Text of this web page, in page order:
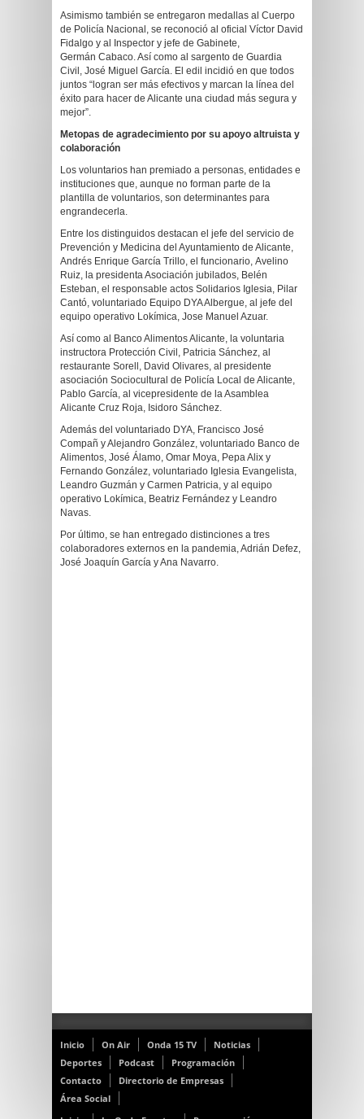
Asimismo también se entregaron medallas al Cuerpo
de Policía Nacional, se reconoció al oficial Víctor David
Fidalgo y al Inspector y jefe de Gabinete,
Germán Cabaco. Así como al sargento de Guardia
Civil, José Miguel García. El edil incidió en que todos
juntos “logran ser más efectivos y marcan la línea del
éxito para hacer de Alicante una ciudad más segura y
mejor”.
Metopas de agradecimiento por su apoyo altruista y
colaboración
Los voluntarios han premiado a personas, entidades e
instituciones que, aunque no forman parte de la
plantilla de voluntarios, son determinantes para
engrandecerla.
Entre los distinguidos destacan el jefe del servicio de
Prevención y Medicina del Ayuntamiento de Alicante,
Andrés Enrique García Trillo, el funcionario, Avelino
Ruiz, la presidenta Asociación jubilados, Belén
Esteban, el responsable actos Solidarios Iglesia, Pilar
Cantó, voluntariado Equipo DYA Albergue, al jefe del
equipo operativo Lokímica, Jose Manuel Azuar.
Así como al Banco Alimentos Alicante, la voluntaria
instructora Protección Civil, Patricia Sánchez, al
restaurante Sorell, David Olivares, al presidente
asociación Sociocultural de Policía Local de Alicante,
Pablo García, al vicepresidente de la Asamblea
Alicante Cruz Roja, Isidoro Sánchez.
Además del voluntariado DYA, Francisco José
Compañ y Alejandro González, voluntariado Banco de
Alimentos, José Álamo, Omar Moya, Pepa Alix y
Fernando González, voluntariado Iglesia Evangelista,
Leandro Guzmán y Carmen Patricia, y al equipo
operativo Lokímica, Beatriz Fernández y Leandro
Navas.
Por último, se han entregado distinciones a tres
colaboradores externos en la pandemia, Adrián Defez,
José Joaquín García y Ana Navarro.
Inicio On Air Onda 15 TV
Noticias
Deportes
Podcast
Programación
Contacto
Directorio de Empresas
Área Social